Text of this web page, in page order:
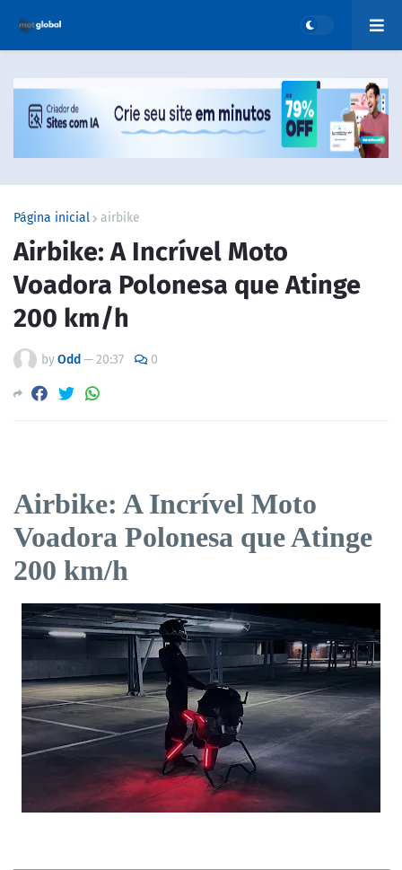
Página inicial airbike
Airbike: A Incrível Moto
Voadora Polonesa que Atinge
200 km/h
byOdd —20:37 0
Airbike: A Incrível Moto
Voadora Polonesa que Atinge
200 km/h